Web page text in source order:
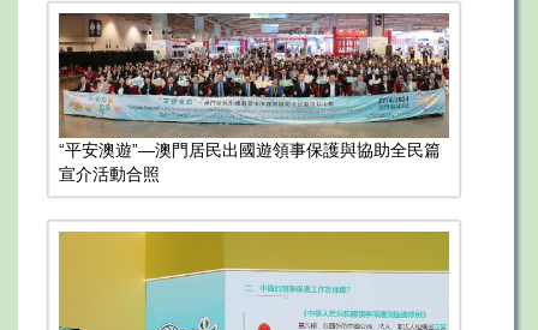
“平安澳遊”—澳門居民出國遊領事保護與協助全民篇
宣介活動合照